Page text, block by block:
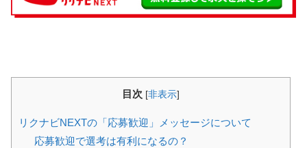
目次 [非表示]
リクナビNEXTの「応募歓迎」メッセージについて
応募歓迎で選考は有利になるの？